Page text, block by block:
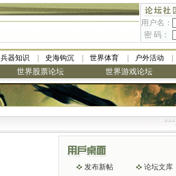
用户名：
密 码：
兵器知识 史海钩沉 世界体育 户外活动
世界股票论坛 世界游戏论坛
发布新帖 论坛文库